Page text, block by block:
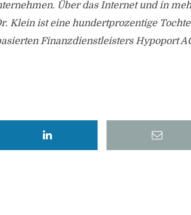
Über das Internet und in
Klein ist eine hundertprozentige
Finanzdienstleisters Hypoport